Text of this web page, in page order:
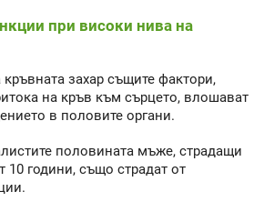
при високи нива на
захар същите фактори,
на кръв към сърцето, влошават
в половите органи.
половината мъже, страдащи
10 години, също страдат от